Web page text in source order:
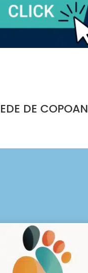
DE COPOAN